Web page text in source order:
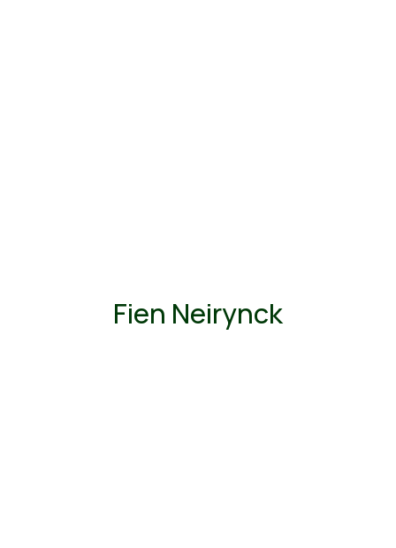
Fien Neirynck